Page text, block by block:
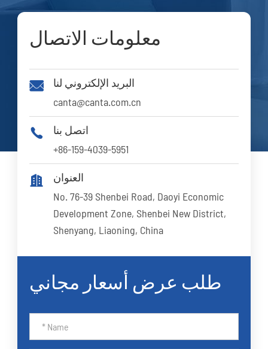
معلومات الاتصال

البريد الإلكتروني لنا
canta@canta.com.cn

اتصل بنا
+86-159-4039-5951

العنوان
No. 76-39 Shenbei Road, Daoyi Economic
Development Zone, Shenbei New District,
Shenyang, Liaoning, China
طلب عرض أسعار مجاني